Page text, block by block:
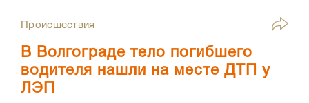
Происшествия
В Волгограде тело погибшего
водителя нашли на месте ДТП у
ЛЭП